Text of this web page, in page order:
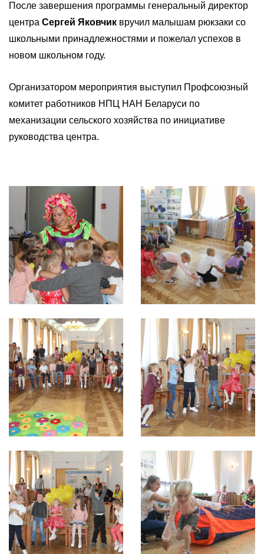
После завершения программы генеральный директор
центра Сергей Яковчик вручил малышам рюкзаки со
школьными принадлежностями и пожелал успехов в
новом школьном году.
Организатором мероприятия выступил Профсоюзный
комитет работников НПЦ НАН Беларуси по
механизации сельского хозяйства по инициативе
руководства центра.